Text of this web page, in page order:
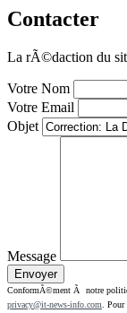
Contacter
La rÃ©daction du
Votre Nom
Votre Email
Objet
Message
ConformÃ©ment Ã notre
privacy@it-news-info.com .